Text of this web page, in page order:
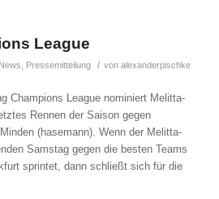
League
News Pressemitteilung / von alexanderpischke
Champions League nominiert Melitta-
Rennen der Saison gegen
(hasemann). Wenn der Melitta-
Samstag gegen die besten Teams
sprintet, dann schließt sich für die